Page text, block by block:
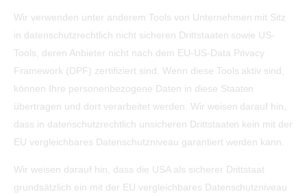
Wir verwenden unter anderem Tools von Unternehmen mit Sitz
in datenschutzrechtlich nicht sicheren Drittstaaten sowie US-
Tools, deren Anbieter nicht nach dem EU-US-Data Privacy
Framework (DPF) zertifiziert sind. Wenn diese Tools aktiv sind,
können Ihre personenbezogene Daten in diese Staaten
übertragen und dort verarbeitet werden. Wir weisen darauf hin,
dass in datenschutzrechtlich unsicheren Drittstaaten kein mit der
EU vergleichbares Datenschutzniveau garantiert werden kann.
Wir weisen darauf hin, dass die USA als sicherer Drittstaat
grundsätzlich ein mit der EU vergleichbares Datenschutzniveau